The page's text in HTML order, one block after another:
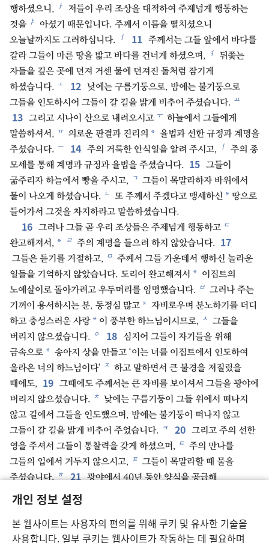
개인 정보 설정
본 웹사이트는 사용자의 편의를 위해 쿠키 및 유사한 기술을
사용합니다. 일부 쿠키는 웹사이트가 작동하는 데 필요하며
행하셨으니,
ㅏ
저들이 우리 조상을 대적하여 주제넘게 행동하는
것을 ㅑ
아셨기 때문입니다. 주께서 이름을 떨치셨으니
오늘날까지도 그러하십니다. ㅓ 11 주께서는 그들 앞에서 바다를
갈라 그들이 마른 땅을 밟고 바다를 건너게 하셨으며,
ㅕ
뒤쫓는
자들을 깊은 곳에 던져 거센 물에 던져진 돌처럼 잠기게
하셨습니다. ㅗ 12 낮에는 구름기둥으로, 밤에는 불기둥으로
그들을 인도하시어 그들이 갈 길을 밝게 비추어 주셨습니다. ㅛ
13 그리고 시나이 산으로 내려오시고 ㅜ 하늘에서 그들에게
말씀하셔서, ㅠ 의로운 판결과 진리의 * 율법과 선한 규정과 계명을
주셨습니다. ㅡ 14 주의 거룩한 안식일을 알려 주시고, ㅣ
주의 종
모세를 통해 계명과 규정과 율법을 주셨습니다. 15 그들이
굶주리자 하늘에서 빵을 주시고, ㄱ 그들이 목말라하자 바위에서
물이 나오게 하셨습니다. ㄴ 또 주께서 주겠다고 맹세하신 * 땅으로
들어가서 그것을 차지하라고 말씀하셨습니다.
16 그러나 그들 곧 우리 조상들은 주제넘게 행동하고 ㄷ
완고해져서, * ㄹ 주의 계명을 들으려 하지 않았습니다. 17
그들은 듣기를 거절하고, ㅁ 주께서 그들 가운데서 행하신 놀라운
일들을 기억하지 않았습니다. 도리어 완고해져서 * 이집트의
노예살이로 돌아가려고 우두머리를 임명했습니다. ㅂ 그러나 주는
기꺼이 용서하시는 분, 동정심 많고 * 자비로우며 분노하기를 더디
하고 충성스러운 사랑 * 이 풍부한 하느님이시므로, ㅅ 그들을
버리지 않으셨습니다. ㅇ 18
심지어 그들이 자기들을 위해
금속으로 * 송아지 상을 만들고 ‘이는 너를 이집트에서 인도하여
올라온 너의 하느님이다’ ㅈ 하고 말하면서 큰 불경을 저질렀을
때에도,
19 그때에도 주께서는 큰 자비를 보이셔서 그들을 광야에
버리지 않으셨습니다. ㅊ 낮에는 구름기둥이 그들 위에서 떠나지
않고 길에서 그들을 인도했으며, 밤에는 불기둥이 떠나지 않고
그들이 갈 길을 밝게 비추어 주었습니다. ㅋ 20 그리고 주의 선한
영을 주셔서 그들이 통찰력을 갖게 하셨으며, ㅌ 주의 만나를
그들의 입에서 거두지 않으시고, ㅍ 그들이 목말라할 때 물을
주셨습니다. ㅎ 21 광야에서 40년 동안 양식을 공급해
주셨습니다.
그들에게는 부족한 것이 하나도 없었습니다. 그들의
옷이 해어지지 않았고,
22 또 여러 왕국과 민족들을 부분 부분으로 나누어 그들에게
할당해 주셨습니다. ㅓ 그리하여 그들이 시혼의 땅 ㅕ 곧 헤스본